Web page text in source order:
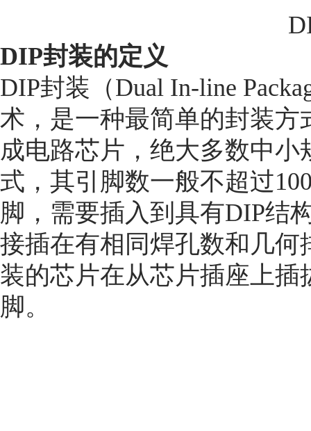
DIP封装的定义
DIP封装（Dual In-line
术，是一种最简单的封装
成电路芯片，绝大多数中
式，其引脚数一般不超过
脚，需要插入到具有DIP结
接插在有相同焊孔数和几何
装的芯片在从芯片插座上
脚。